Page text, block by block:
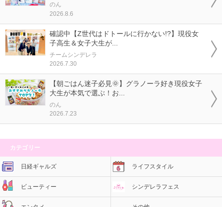
のん
2026.8.6
確認中【Z世代はドトールに行かない!?】現役女
子高生＆女子大生が...
チームシンデレラ
2026.7.30
【朝ごはん迷子必見🌞】グラノーラ好き現役女子
大生が本気で選ぶ！お...
のん
2026.7.23
カテゴリー
日経ギャルズ ライフスタイル
ビューティー シンデレラフェス